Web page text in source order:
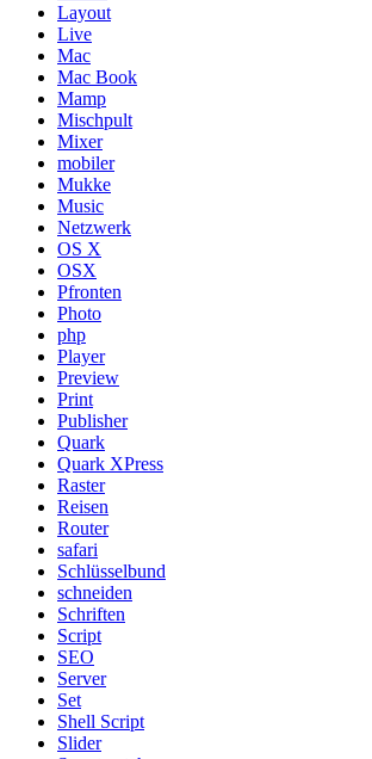
Layout
Live
Mac
Mac Book
Mamp
Mischpult
Mixer
mobiler
Mukke
Music
Netzwerk
OS X
OSX
Pfronten
Photo
php
Player
Preview
Print
Publisher
Quark
Quark XPress
Raster
Reisen
Router
safari
Schlüsselbund
schneiden
Schriften
Script
SEO
Server
Set
Shell Script
Slider